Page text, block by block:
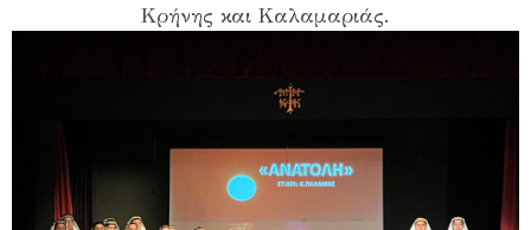
Κρήνης και Καλαμαριάς.